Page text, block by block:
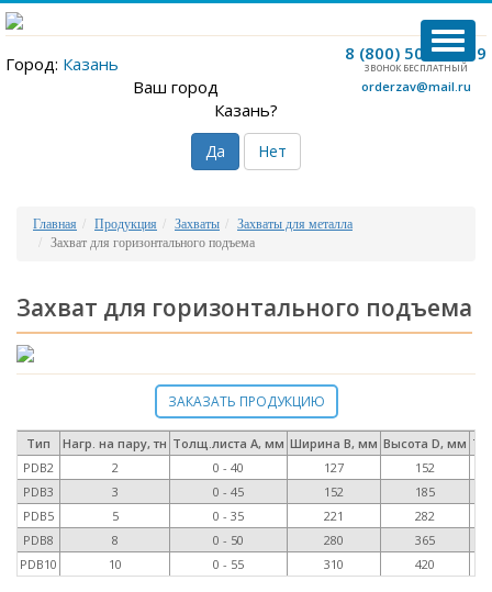
8 (800) 500-12-09
ЗВОНОК БЕСПЛАТНЫЙ
orderzav@mail.ru
Город: Казань
Ваш город
Казань?
Да Нет
Главная Продукция Захваты
Захваты для металла
Захват для горизонтального подъема
Захват для горизонтального подъема
ЗАКАЗАТЬ ПРОДУКЦИЮ
Тип Нагр. на пару, тн Толщ.листа А, мм Ширина В, мм Высота D, мм
PDB2
2 0 - 40 127
152
PDB3
3 0 - 45 152
185
PDB5
5 0 - 35 221
282
PDB8
8 0 - 50 280
365
PDB10
10 0 - 55 310 420